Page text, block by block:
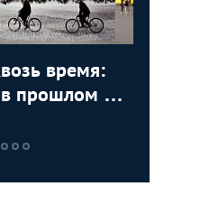
время:
прошлом и